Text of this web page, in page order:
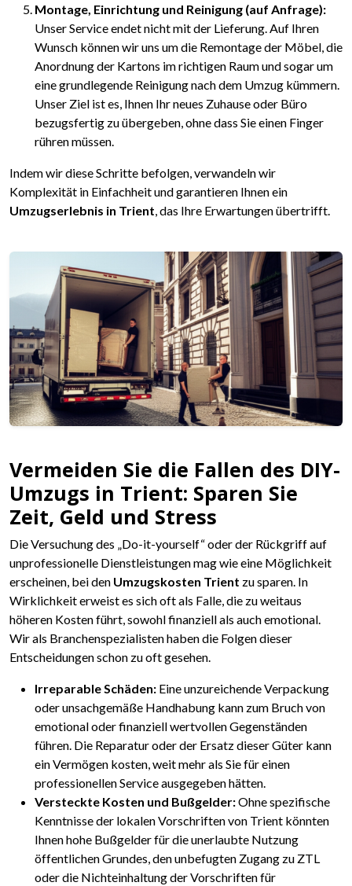
Montage, Einrichtung und Reinigung (auf Anfrage):
Unser Service endet nicht mit der Lieferung. Auf Ihren
Wunsch können wir uns um die Remontage der Möbel, die
Anordnung der Kartons im richtigen Raum und sogar um
eine grundlegende Reinigung nach dem Umzug kümmern.
Unser Ziel ist es, Ihnen Ihr neues Zuhause oder Büro
bezugsfertig zu übergeben, ohne dass Sie einen Finger
rühren müssen.
Indem wir diese Schritte befolgen, verwandeln wir
Komplexität in Einfachheit und garantieren Ihnen ein
Umzugserlebnis in Trient , das Ihre Erwartungen übertrifft.
Vermeiden Sie die Fallen des DIY-
Umzugs in Trient: Sparen Sie
Zeit, Geld und Stress
Die Versuchung des „Do-it-yourself“ oder der Rückgriff auf
unprofessionelle Dienstleistungen mag wie eine Möglichkeit
erscheinen, bei den Umzugskosten Trient zu sparen. In
Wirklichkeit erweist es sich oft als Falle, die zu weitaus
höheren Kosten führt, sowohl finanziell als auch emotional.
Wir als Branchenspezialisten haben die Folgen dieser
Entscheidungen schon zu oft gesehen.
Irreparable Schäden: Eine unzureichende Verpackung
oder unsachgemäße Handhabung kann zum Bruch von
emotional oder finanziell wertvollen Gegenständen
führen. Die Reparatur oder der Ersatz dieser Güter kann
ein Vermögen kosten, weit mehr als Sie für einen
professionellen Service ausgegeben hätten.
Versteckte Kosten und Bußgelder:Ohne spezifische
Kenntnisse der lokalen Vorschriften von Trient könnten
Ihnen hohe Bußgelder für die unerlaubte Nutzung
öffentlichen Grundes, den unbefugten Zugang zu ZTL
oder die Nichteinhaltung der Vorschriften für